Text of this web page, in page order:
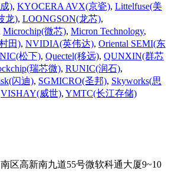
), KYOCERA AVX(京瓷), Littelfuse(美
龙), LOONGSON(龙芯),
Microchip(微芯), Micron Technology,
田), NVIDIA(英伟达), Oriental SEMI(东
松下), Quectel(移远), QUNXIN(群芯
瑞芯微), RUNIC(润石),
闪迪), SGMICRO(圣邦), Skyworks(思
VISHAY(威世), YMTC(长江存储)
区高新南九道55号微软科通大厦9~10